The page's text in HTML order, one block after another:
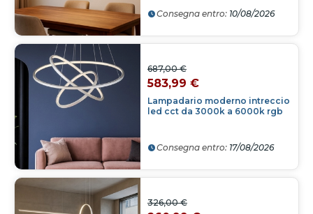
Consegna entro: 10/08/2026
Lampadario moderno intreccio
led cct da 3000k a 6000k rgb
687,00 €
583,99 €
Consegna entro: 17/08/2026
326,00 €